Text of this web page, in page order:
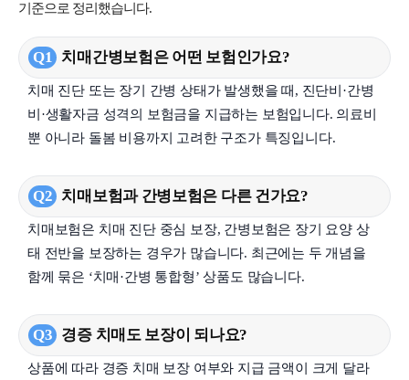
기준으로 정리했습니다.
Q1 치매간병보험은 어떤 보험인가요?
치매 진단 또는 장기 간병 상태가 발생했을 때, 진단비·간병
비·생활자금 성격의 보험금을 지급하는 보험입니다. 의료비
뿐 아니라 돌봄 비용까지 고려한 구조가 특징입니다.
Q2 치매보험과 간병보험은 다른 건가요?
치매보험은 치매 진단 중심 보장, 간병보험은 장기 요양 상
태 전반을 보장하는 경우가 많습니다. 최근에는 두 개념을
함께 묶은 ‘치매·간병 통합형’ 상품도 많습니다.
Q3 경증 치매도 보장이 되나요?
상품에 따라 경증 치매 보장 여부와 지급 금액이 크게 달라